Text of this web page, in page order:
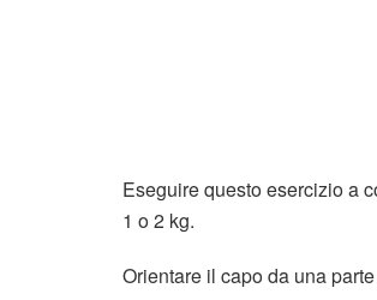
Eseguire questo esercizio a
1 o 2 kg.
Orientare il capo da una